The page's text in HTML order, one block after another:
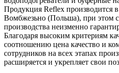
Продукция Reflex производится
Вомбжезьно (Польша), при этом
производства неизменно
Благодаря высоким критериям
соотношению цена качество и
сотрудников на всех этапах
расширяется и укрепляет свои